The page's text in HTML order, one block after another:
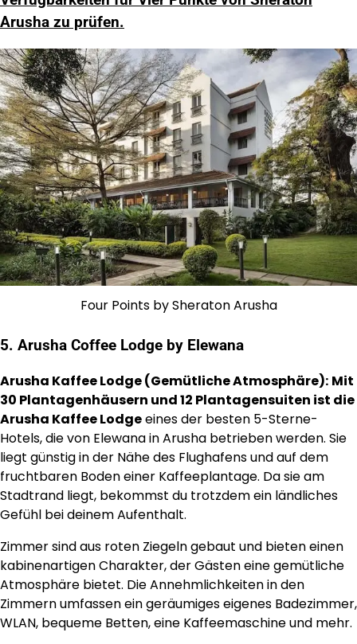
Arusha zu prüfen.
Four Points by Sheraton Arusha
5. Arusha Coffee Lodge by Elewana
Arusha Kaffee Lodge (Gemütliche Atmosphäre): Mit
30 Plantagenhäusern und 12 Plantagensuiten ist die
Arusha Kaffee Lodgeeines der besten 5-Sterne-
Hotels, die von Elewana in Arusha betrieben werden. Sie
liegt günstig in der Nähe des Flughafens und auf dem
fruchtbaren Boden einer Kaffeeplantage. Da sie am
Stadtrand liegt, bekommst du trotzdem ein ländliches
Gefühl bei deinem Aufenthalt.
Zimmer sind aus roten Ziegeln gebaut und bieten einen
kabinenartigen Charakter, der Gästen eine gemütliche
Atmosphäre bietet. Die Annehmlichkeiten in den
Zimmern umfassen ein geräumiges eigenes Badezimmer,
WLAN, bequeme Betten, eine Kaffeemaschine und mehr.